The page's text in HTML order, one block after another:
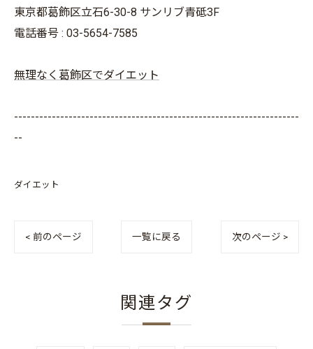
東京都葛飾区立石6-30-8 サンリブ青砥3F
電話番号 : 03-5654-7585
無理なく葛飾区でダイエット
--------------------------------------------------------------------
--
ダイエット
< 前のページ 一覧に戻る 次のページ >
関連タグ